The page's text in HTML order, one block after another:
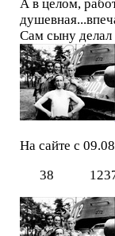
А в целом,
Сам сыну делал
На сайте с
38